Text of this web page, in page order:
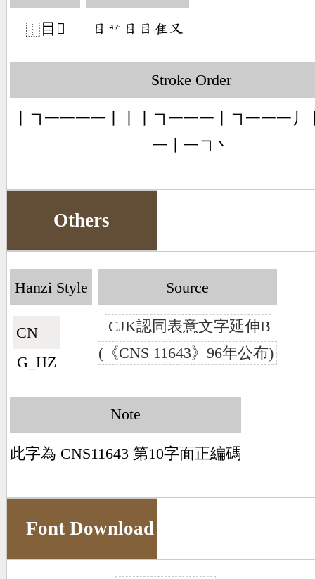
⿰ 目𧅚 󶄩󶃋󶄩󶄩󶇒󶁓
Stroke Order
丨㇕一一一一丨丨丨㇕一一一丨㇕一一一丿
一丨一㇕丶
Others
Hanzi Style
CN🇨🇳
G_HZ
Source
CJK認同表意文字延伸B
(《CNS 11643》96年公布)
Note
此字為 CNS11643 第10字面正編碼
Font Download